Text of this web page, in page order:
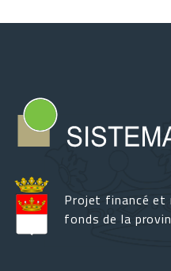
Projet financé et
fonds de la